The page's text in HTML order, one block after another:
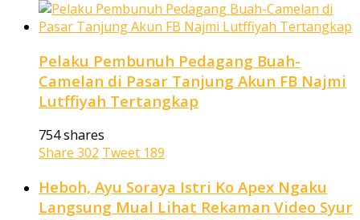
Pelaku Pembunuh Pedagang Buah-
Camelan di Pasar Tanjung Akun FB Najmi
Lutffiyah Tertangkap
754 shares
Share 302 Tweet 189
Heboh, Ayu Soraya Istri Ko Apex Ngaku
Langsung Mual Lihat Rekaman Video Syur